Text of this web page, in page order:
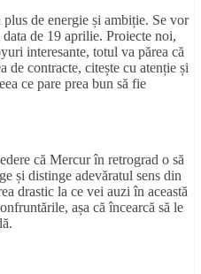
de energie și ambiție. Se vor
de 19 aprilie. Proiecte noi,
interesante, totul va părea că
de contracte, citește cu atenție și
ce pare prea bun să fie
că Mercur în retrograd o să
și distinge adevăratul sens din
drastic la ce vei auzi în această
așa că încearcă să le